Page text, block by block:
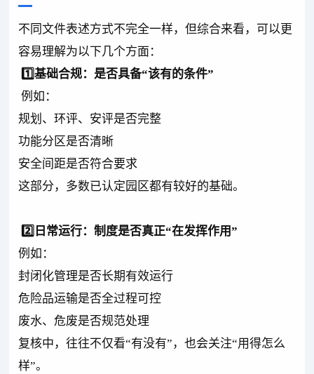
不同文件表述方式不完全一样，但综合来看，可以更
容易理解为以下几个方面：
1️⃣基础合规：是否具备“该有的条件”
例如：
规划、环评、安评是否完整
功能分区是否清晰
安全间距是否符合要求
这部分，多数已认定园区都有较好的基础。
2️⃣日常运行：制度是否真正“在发挥作用”
例如：
封闭化管理是否长期有效运行
危险品运输是否全过程可控
废水、危废是否规范处理
复核中，往往不仅看“有没有”，也会关注“用得怎么
样”。